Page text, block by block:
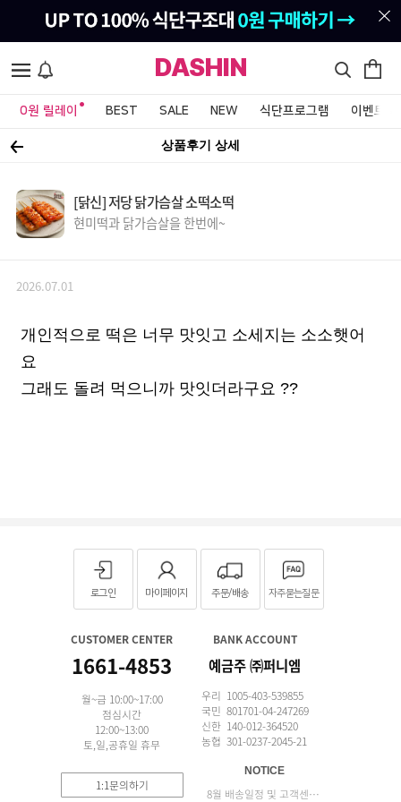
DASHIN
0원 릴레이 BEST SALE NEW 식단프로그램 이벤트&
상품후기 상세
[닭신] 저당 닭가슴살 소떡소떡
현미떡과 닭가슴살을 한번에~
2026.07.01
개인적으로 떡은 너무 맛잇고 소세지는 소소햇어
요
그래도 돌려 먹으니까 맛잇더라구요 ??
로그인 마이페이지 주문/배송 자주묻는질문
CUSTOMER CENTER
1661-4853
월~금 10:00~17:00
점심시간
12:00~13:00
토,일,공휴일 휴무
1:1문의하기
BANK ACCOUNT
예금주 ㈜퍼니엠
우리 1005-403-539855
국민 801701-04-247269
신한 140-012-364520
농협 301-0237-2045-21
NOTICE
8월 배송일정 및 고객센터 업무 안내